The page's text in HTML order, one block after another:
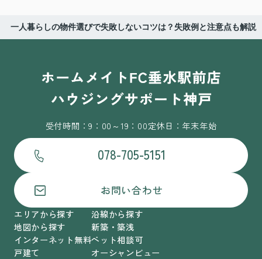
一人暮らしの物件選びで失敗しないコツは？失敗例と注意点も解説
受付時間：9：00～19：00定休日：年末年始
078-705-5151
お問い合わせ
エリアから探す
地図から探す
インターネット無料
戸建て
沿線から探す
新築・築浅
ペット相談可
オーシャンビュー